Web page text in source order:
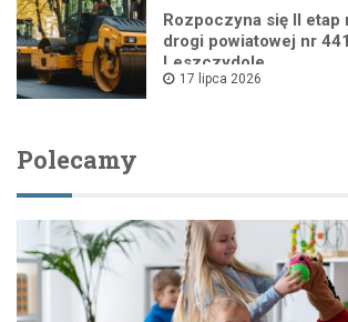
Rozpoczyna się II
drogi powiatowej nr
Leszczydole
17 lipca 2026
Polecamy